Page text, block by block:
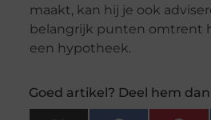
maakt, kan hij je ook
belangrijk punten omtrent
een hypotheek.
Goed artikel? Deel hem